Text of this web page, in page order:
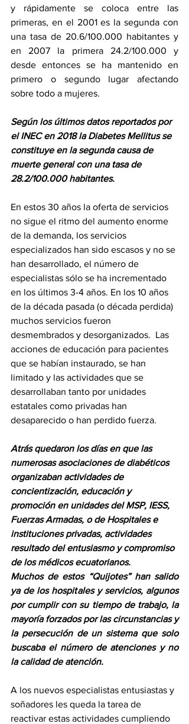
y rápidamente se coloca entre las
primeras, en el 2001 es la segunda con
una tasa de 20.6/100.000 habitantes y
en 2007 la primera 24.2/100.000 y
desde entonces se ha mantenido en
primero o segundo lugar afectando
sobre todo a mujeres.
Según los últimos datos reportados por
el INEC en 2018 la Diabetes Mellitus se
constituye en la segunda causa de
muerte general con una tasa de
28.2/100.000 habitantes.
En estos 30 años la oferta de servicios
no sigue el ritmo del aumento enorme
de la demanda, los servicios
especializados han sido escasos y no se
han desarrollado, el número de
especialistas sólo se ha incrementado
en los últimos 3-4 años. En los 10 años
de la década pasada (o década perdida)
muchos servicios fueron
desmembrados y desorganizados.  Las
acciones de educación para pacientes
que se habían instaurado, se han
limitado y las actividades que se
desarrollaban tanto por unidades
estatales como privadas han
desaparecido o han perdido fuerza.
Atrás quedaron los días en que las
numerosas asociaciones de diabéticos
organizaban actividades de
concientización, educación y
promoción en unidades del MSP, IESS,
Fuerzas Armadas, o de Hospitales e
instituciones privadas, actividades
resultado del entusiasmo y compromiso
de los médicos ecuatorianos.
Muchos de estos “Quijotes” han salido
ya de los hospitales y servicios, algunos
por cumplir con su tiempo de trabajo, la
mayoría forzados por las circunstancias y
la persecución de un sistema que solo
buscaba el número de atenciones y no
la calidad de atención.
A los nuevos especialistas entusiastas y
soñadores les queda la tarea de
reactivar estas actividades cumpliendo